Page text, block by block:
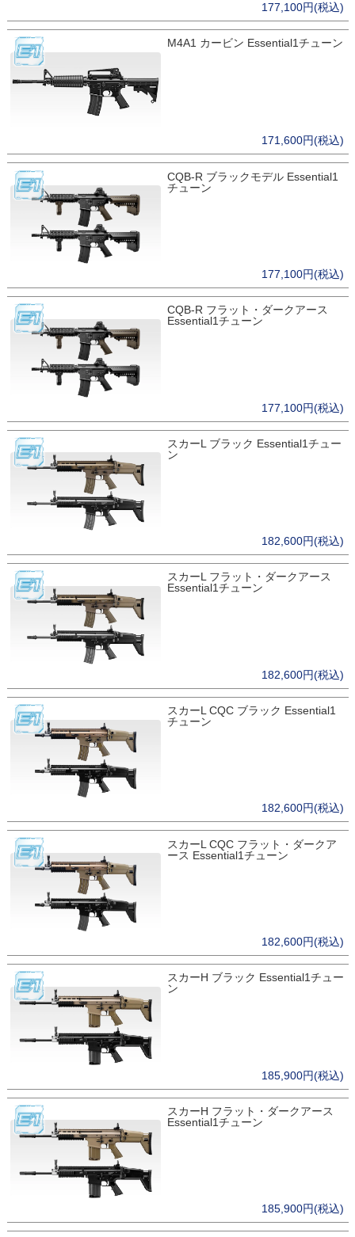
177,100円(税込)
M4A1 カービン Essential1チューン
171,600円(税込)
CQB-R ブラックモデル Essential1
チューン
177,100円(税込)
CQB-R フラット・ダークアース
Essential1チューン
177,100円(税込)
スカーL ブラック Essential1チュー
ン
182,600円(税込)
スカーL フラット・ダークアース
Essential1チューン
182,600円(税込)
スカーL CQC ブラック Essential1
チューン
182,600円(税込)
スカーL CQC フラット・ダークア
ース Essential1チューン
182,600円(税込)
スカーH ブラック Essential1チュー
ン
185,900円(税込)
スカーH フラット・ダークアース
Essential1チューン
185,900円(税込)